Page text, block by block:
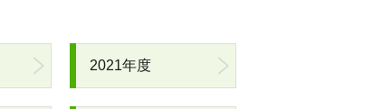
2021年度